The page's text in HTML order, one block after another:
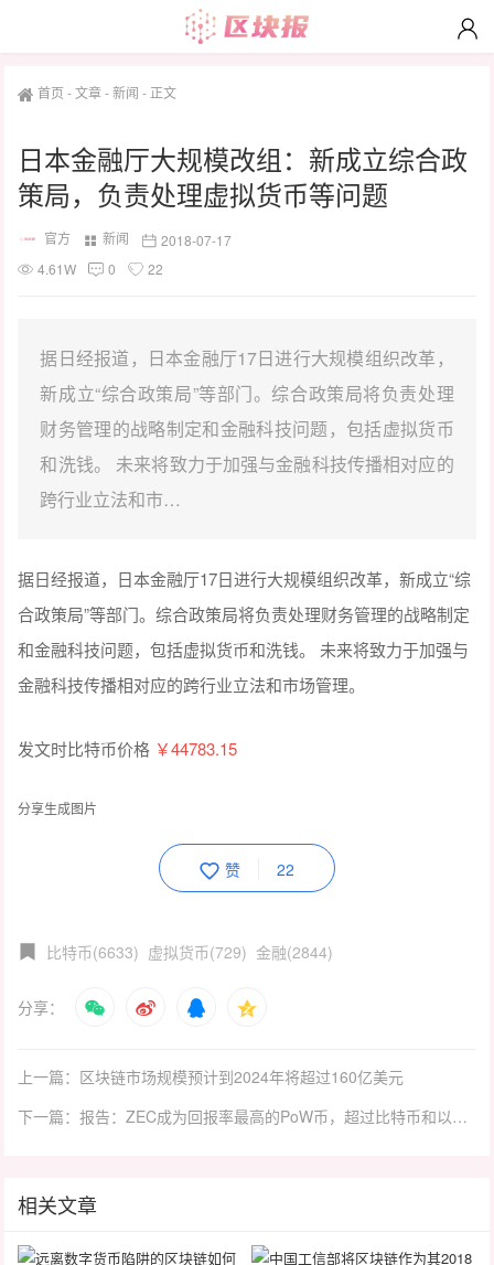
首页 -文章-新闻 - 正文
日本金融厅大规模改组：新成立综合政
策局，负责处理虚拟货币等问题
官方 新闻
2018-07-17
4.61W
0 22
据日经报道，日本金融厅17日进行大规模组织改革，
新成立“综合政策局”等部门。综合政策局将负责处理
财务管理的战略制定和金融科技问题，包括虚拟货币
和洗钱。 未来将致力于加强与金融科技传播相对应的
跨行业立法和市…
据日经报道，日本金融厅17日进行大规模组织改革，新成立“综
合政策局”等部门。综合政策局将负责处理财务管理的战略制定
和金融科技问题，包括虚拟货币和洗钱。 未来将致力于加强与
金融科技传播相对应的跨行业立法和市场管理。
发文时比特币价格 ￥44783.15
分享生成图片
赞 22
比特币(6633) 虚拟货币(729) 金融(2844)
分享：
上一篇：区块链市场规模预计到2024年将超过160亿美元
下一篇：报告：ZEC成为回报率最高的PoW币，超过比特币和以太坊
相关文章